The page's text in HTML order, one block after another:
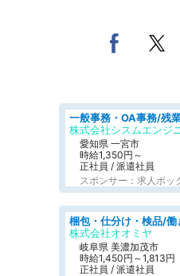
株式会社シスムエンジ
愛知県 一宮市
時給1,350円～
正社員 / 派遣社員
スポンサー：求人ボッ
株式会社オオミヤ
岐阜県 美濃加茂市
時給1,450円～1,813円
正社員 / 派遣社員